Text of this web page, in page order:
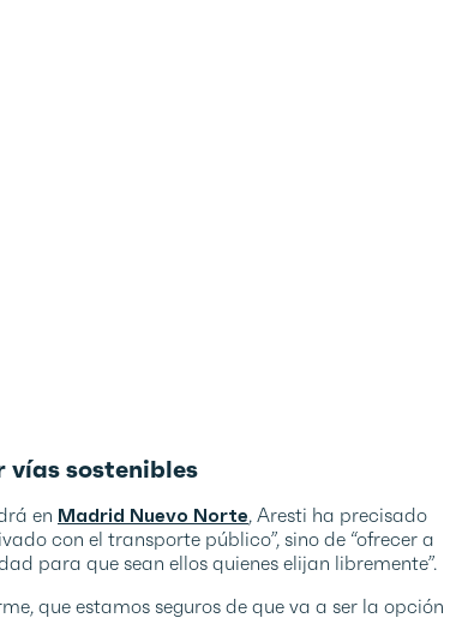
vías sostenibles
en Madrid Nuevo Norte, Aresti ha precisado
con el transporte público”, sino de “ofrecer a
para que sean ellos quienes elijan libremente”.
que estamos seguros de que va a ser la opción